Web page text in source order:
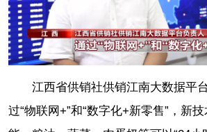
江西省供销社供销江南大数据平
过“物联网+”和“数字化+新零售”，新